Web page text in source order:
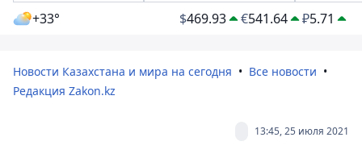
+33° $469.93 €541.64 ₽5.71
Новости Казахстана и мира на сегодня
Все новости
Редакция Zakon.kz
13:45, 25 июля 2021